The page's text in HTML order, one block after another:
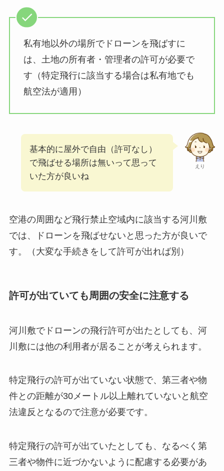
私有地以外の場所でドローンを飛ばすに
は、土地の所有者・管理者の許可が必要で
す（特定飛行に該当する場合は私有地でも
航空法が適用）
えり
基本的に屋外で自由（許可なし）
で飛ばせる場所は無いって思って
いた方が良いね
空港の周囲など飛行禁止空域内に該当する河川敷
では、ドローンを飛ばせないと思った方が良いで
す。（大変な手続きをして許可が出れば別）
許可が出ていても周囲の安全に注意する
河川敷でドローンの飛行許可が出たとしても、河
川敷には他の利用者が居ることが考えられます。
特定飛行の許可が出ていない状態で、第三者や物
件との距離が30メートル以上離れていないと航空
法違反となるので注意が必要です。
特定飛行の許可が出ていたとしても、なるべく第
三者や物件に近づかないように配慮する必要があ